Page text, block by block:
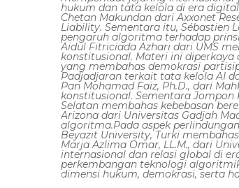
hukum dan tata kelola di era
Chetan Makundan dari Axxonet
Liability. Sementara itu, Sébastien
pengaruh algoritma terhadap
Aidul Fitriciada Azhari dari UMS
konstitusional. Materi ini diperkaya
yang membahas demokrasi
Padjadjaran terkait tata kelola AI
Pan Mohamad Faiz, Ph.D., dari
konstitusional. Sementara Jompon
Selatan membahas kebebasan
Arizona dari Universitas Gadjah
algoritma.Pada aspek
Beyazıt University, Turki
Marja Azlima Omar, LL.M., dari
internasional dan relasi global di
perkembangan teknologi
dimensi hukum, demokrasi, serta